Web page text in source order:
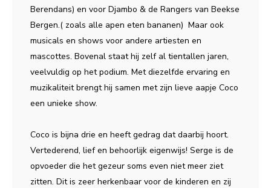
Berendans) en voor Djambo & de Rangers van Beekse
Bergen.( zoals alle apen eten bananen) Maar ook
musicals en shows voor andere artiesten en
mascottes. Bovenal staat hij zelf al tientallen jaren,
veelvuldig op het podium. Met diezelfde ervaring en
muzikaliteit brengt hij samen met zijn lieve aapje Coco
een unieke show.
Coco is bijna drie en heeft gedrag dat daarbij hoort.
Vertederend, lief en behoorlijk eigenwijs! Serge is de
opvoeder die het gezeur soms even niet meer ziet
zitten. Dit is zeer herkenbaar voor de kinderen en zij